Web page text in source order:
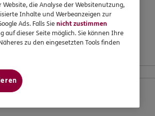
Jetzt
informieren
die Analyse der Websitenutzung,
Inhalte und Werbeanzeigen zur
Ads. Falls Sienicht zustimmen
auf dieser Seite möglich. Sie können Ihre
zu den eingesetzten Tools finden